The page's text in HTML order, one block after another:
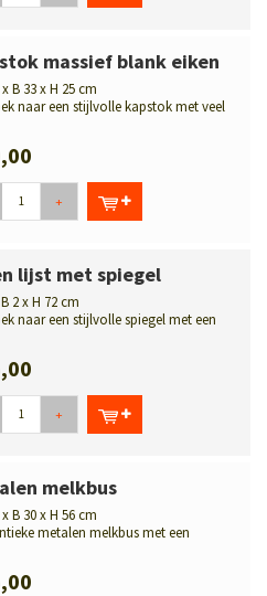
massief blank eiken
B 33 x H 25 cm
naar een stijlvolle kapstok met veel
+
lijst met spiegel
2 x H 72 cm
naar een stijlvolle spiegel met een
+
melkbus
B 30 x H 56 cm
metalen melkbus met een